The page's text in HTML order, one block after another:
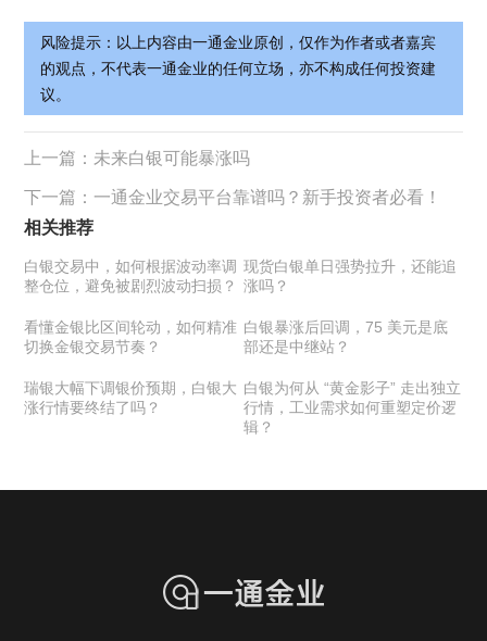
风险提示：以上内容由一通金业原创，仅作为作者或者嘉宾
的观点，不代表一通金业的任何立场，亦不构成任何投资建
议。
上一篇： 未来白银可能暴涨吗
下一篇： 一通金业交易平台靠谱吗？新手投资者必看！
相关推荐
白银交易中，如何根据波动率调
整仓位，避免被剧烈波动扫损？
现货白银单日强势拉升，还能追
涨吗？
看懂金银比区间轮动，如何精准
切换金银交易节奏？
白银暴涨后回调，75 美元是底
部还是中继站？
瑞银大幅下调银价预期，白银大
涨行情要终结了吗？
白银为何从 “黄金影子” 走出独立
行情，工业需求如何重塑定价逻
辑？